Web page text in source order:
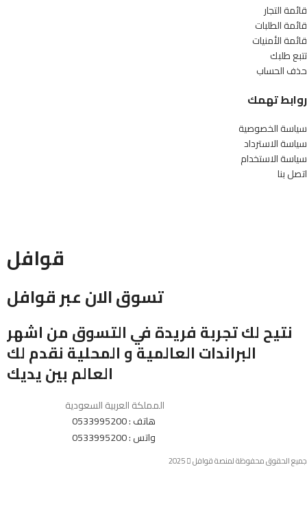
قائمة التجار
قائمة الطلبات
قائمة الأمنيات
تتبع طلبك
حذف الحساب
روابط تهمك
سياسة الخصوصية
سياسة الاسترداد
سياسة الاستخدام
اتصل بنا
قوافل
تسوق الان عبر قوافل
نتيح لك تجربة فريدة في التسوق من اشهر
البراندات العالمية و المحلية نقدم لك
العالم بين يديك
المملكة العربية السعودية
هاتف : 0533995200
واتس : 0533995200
جميع الحقوق محفوظة لمنصة قوافل